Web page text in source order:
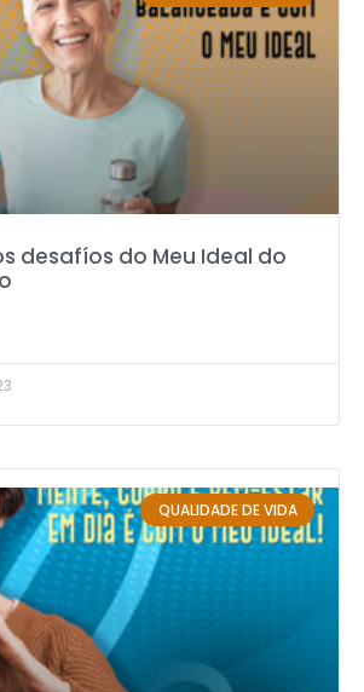
desafíos do Meu Ideal do
QUALIDADE DE VIDA